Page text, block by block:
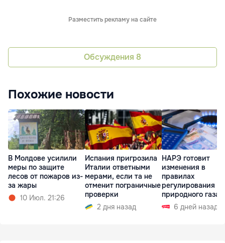
Разместить рекламу на сайте
Обсуждения 8
Похожие новости
В Молдове усилили
меры по защите
лесов от пожаров из-
за жары
10 Июл. 21:26
Испания пригрозила
Италии ответными
мерами, если та не
отменит пограничные
проверки
2 дня назад
НАРЭ готовит
изменения в
правилах
регулирования
природного газа
6 дней назад